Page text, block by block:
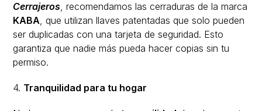
Cerrajeros, recomendamos las cerraduras de la marca
KABA, que utilizan llaves patentadas que solo pueden
ser duplicadas con una tarjeta de seguridad. Esto
garantiza que nadie más pueda hacer copias sin tu
permiso.
4. Tranquilidad para tu hogar